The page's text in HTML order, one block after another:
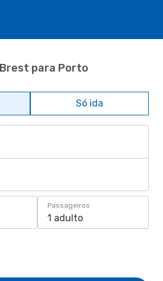
para Porto
Só ida
Passageiros
1 adulto